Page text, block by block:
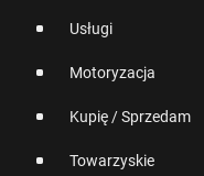
Usługi
Motoryzacja
Kupię / Sprzedam
Towarzyskie